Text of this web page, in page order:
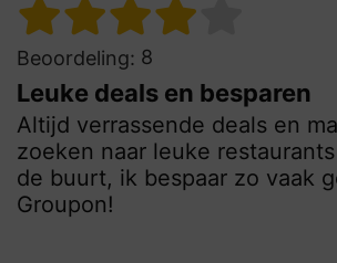
Beoordeling: 8
Leuke deals en besparen
Altijd verrassende deals en
zoeken naar leuke
de buurt, ik bespaar zo vaak
Groupon!